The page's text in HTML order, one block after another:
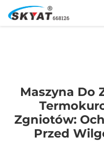
Maszyna Do
Bez Pospolonek
Maszyna Do
Zgniotów:
Przed